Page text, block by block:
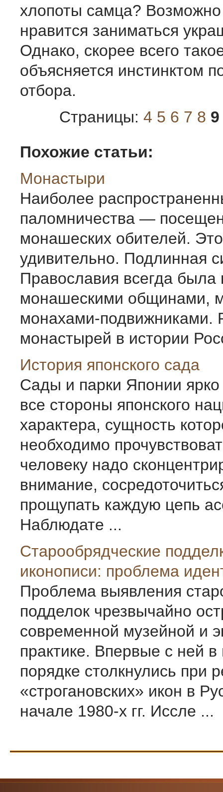
хлопоты самца?
нравится заниматься
Однако, скорее всего
объясняется инстинктом
отбора.
Страницы: 4 5 6 7 8 9
Похожие статьи:
Монастыри
Наиболее
паломничества —
монашеских обителей.
удивительно. Подлинная
Православия всегда была
монашескими общинами,
монахами-подвижниками.
монастырей в истории
История японского сада
Сады и парки Японии
все стороны японского
характера, сущность
необходимо
человеку надо
внимание,
прощупать каждую цепь
Наблюдате ...
Старообрядческие
иконописи: проблема
Проблема выявления
подделок чрезвычайно
современной музейной и
практике. Впервые с ней
порядке столкнулись при
«строгановских» икон в
начале 1980-х гг. Иссле ...